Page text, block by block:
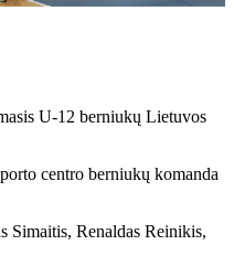
U-12 berniukų Lietuvos
centro berniukų komanda
Simaitis, Renaldas Reinikis,